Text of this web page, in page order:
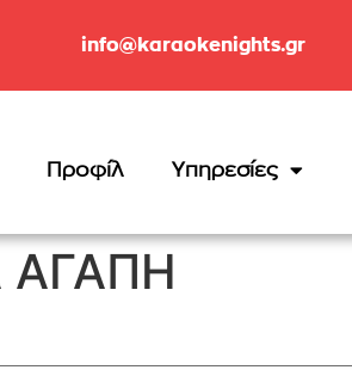
info@karaokenights.gr
Προφίλ Υπηρεσίες
ΑΓΑΠΗ